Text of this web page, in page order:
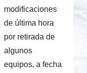
modificaciones
de última hora
por retirada de
algunos
equipos, a fecha